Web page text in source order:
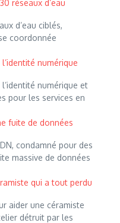
réseaux d’eau
d’eau ciblés,
coordonnée
numérique
l’identité numérique et
pour les services en
fuite de données
condamné pour des
massive de données
qui a tout perdu
aider une céramiste
détruit par les